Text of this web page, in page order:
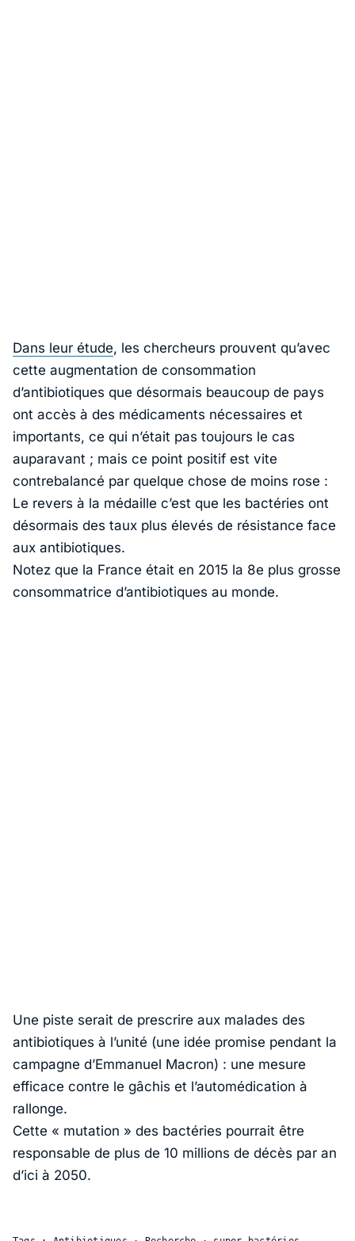
Dans leur étude, les chercheurs prouvent qu’avec
cette augmentation de consommation
d’antibiotiques que désormais beaucoup de pays
ont accès à des médicaments nécessaires et
importants, ce qui n’était pas toujours le cas
auparavant ; mais ce point positif est vite
contrebalancé par quelque chose de moins rose :
Le revers à la médaille c’est que les bactéries ont
désormais des taux plus élevés de résistance face
aux antibiotiques.
Notez que la France était en 2015 la 8e plus grosse
consommatrice d’antibiotiques au monde.
Une piste serait de prescrire aux malades des
antibiotiques à l’unité (une idée promise pendant la
campagne d’Emmanuel Macron) : une mesure
efficace contre le gâchis et l’automédication à
rallonge.
Cette « mutation » des bactéries pourrait être
responsable de plus de 10 millions de décès par an
d’ici à 2050.